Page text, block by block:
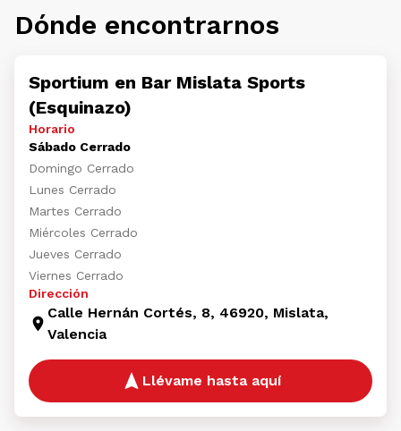
Dónde encontrarnos
Sportium en Bar Mislata Sports
(Esquinazo)
Horario
Sábado Cerrado
Domingo Cerrado
Lunes Cerrado
Martes Cerrado
Miércoles Cerrado
Jueves Cerrado
Viernes Cerrado
Dirección
Calle Hernán Cortés, 8, 46920, Mislata,
Valencia
Llévame hasta aquí